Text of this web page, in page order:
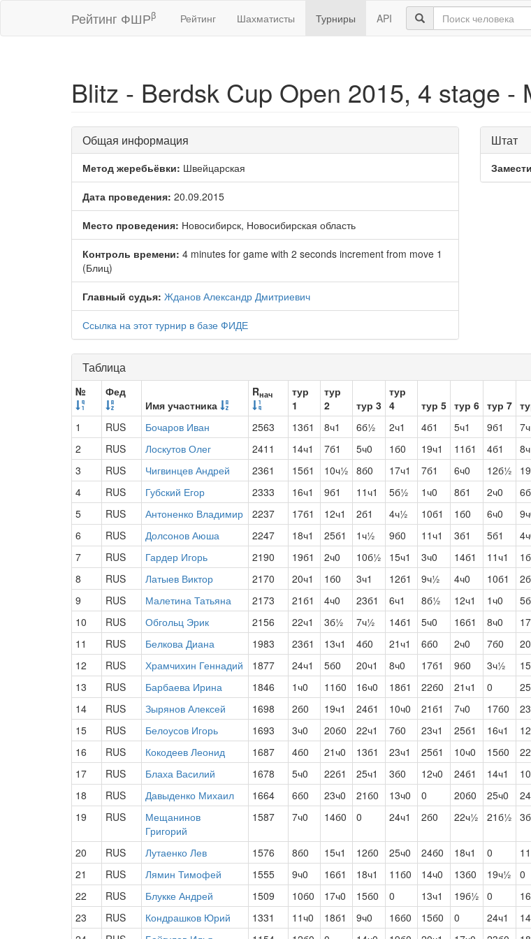
Рейтинг ФШРβ Рейтинг Шахматисты Турниры API
Blitz - Berdsk Cup Open 2015, 4 stage -
Общая информация
Метод жеребьёвки: Швейцарская
Дата проведения: 20.09.2015
Место проведения: Новосибирск, Новосибирская область
Контроль времени: 4 minutes for game with 2 seconds increment from move 1
(Блиц)
Главный судья: Жданов Александр Дмитриевич
Ссылка на этот турнир в базе ФИДЕ
Штат
Таблица
№
Фед
Имя участника
Rнач
тур
1
тур
2
тур 3
тур
4
тур 5 тур 6 тур 7
1
RUS Бочаров Иван 2563 13б1 8ч1 6б½ 2ч1 4б1 5ч1 9б1
2
RUS Лоскутов Олег 2411 14ч1 7б1 5ч0 1б0 19ч1 11б1 4б1
3
RUS Чигвинцев Андрей 2361 15б1 10ч½ 8б0 17ч1 7б1 6ч0 12б½
4
RUS Губский Егор 2333 16ч1 9б1 11ч1 5б½ 1ч0 8б1 2ч0
5
RUS Антоненко Владимир 2237 17б1 12ч1 2б1 4ч½ 10б1 1б0 6ч0
6
RUS Долсонов Аюша 2247 18ч1 25б1 1ч½ 9б0 11ч1 3б1 5б1
7
RUS Гардер Игорь 2190 19б1 2ч0 10б½ 15ч1 3ч0 14б1 11ч1
8
RUS Латыев Виктор 2170 20ч1 1б0 3ч1 12б1 9ч½ 4ч0 10б1
9
RUS Малетина Татьяна 2173 21б1 4ч0 23б1 6ч1 8б½ 12ч1 1ч0
10
RUS Обгольц Эрик 2156 22ч1 3б½ 7ч½ 14б1 5ч0 16б1 8ч0
11
RUS Белкова Диана 1983 23б1 13ч1 4б0 21ч1 6б0 2ч0 7б0
12
RUS Храмчихин Геннадий 1877 24ч1 5б0 20ч1 8ч0 17б1 9б0 3ч½
13
RUS Барбаева Ирина 1846 1ч0 11б0 16ч0 18б1 22б0 21ч1 0
14
RUS Зырянов Алексей 1698 2б0 19ч1 24б1 10ч0 21б1 7ч0 17б0
15
RUS Белоусов Игорь 1693 3ч0 20б0 22ч1 7б0 23ч1 25б1 16ч1
16
RUS Кокодеев Леонид 1687 4б0 21ч0 13б1 23ч1 25б1 10ч0 15б0
17
RUS Блаха Василий 1678 5ч0 22б1 25ч1 3б0 12ч0 24б1 14ч1
18
RUS Давыденко Михаил 1664 6б0 23ч0 21б0 13ч0 0 20б0 25ч0
19
RUS
Мещанинов
Григорий
1587 7ч0 14б0 0 24ч1 2б0 22ч½ 21б½
20 RUS Лутаенко Лев 1576 8б0 15ч1 12б0 25ч0 24б0 18ч1 0
21
RUS Лямин Тимофей 1555 9ч0 16б1 18ч1 11б0 14ч0 13б0 19ч½ 0
22
RUS Блукке Андрей 1509 10б0 17ч0 15б0 0 13ч1 19б½ 0
23
RUS Кондрашков Юрий 1331 11ч0 18б1 9ч0 16б0 15б0 0 24ч1